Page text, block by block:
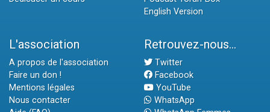
English Version
L'association
A propos de l'association
Faire un don !
Mentions légales
Nous contacter
Retrouvez-nous...
Twitter
Facebook
YouTube
WhatsApp